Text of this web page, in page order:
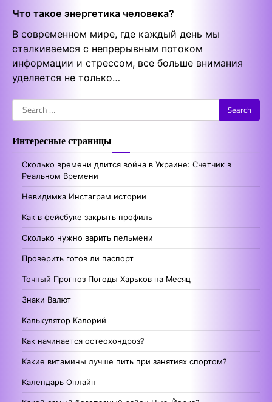
Что такое энергетика человека?
В современном мире, где каждый день мы
сталкиваемся с непрерывным потоком
информации и стрессом, все больше внимания
уделяется не только…
Search
for:
Интересные страницы
Сколько времени длится война в Украине: Счетчик в
Реальном Времени
Невидимка Инстаграм истории
Как в фейсбуке закрыть профиль
Сколько нужно варить пельмени
Проверить готов ли паспорт
Точный Прогноз Погоды Харьков на Месяц
Знаки Валют
Калькулятор Калорий
Как начинается остеохондроз?
Какие витамины лучше пить при занятиях спортом?
Календарь Онлайн